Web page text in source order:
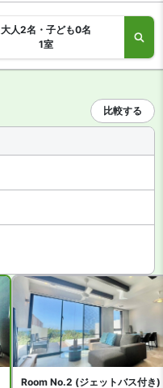
大人2名・子ども0名
1室
比較する
Room No.2 (ジェットバス付き)